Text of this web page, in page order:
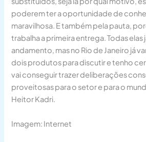
poderem ter a oportunidade de
maravilhosa. E também pela pauta,
trabalha a primeira entrega. Todas elas
andamento, mas no Rio de Janeiro já
dois produtos para discutir e tenho
vai conseguir trazer deliberações
proveitosas para o setor e para o
Heitor Kadri.
Imagem: Internet